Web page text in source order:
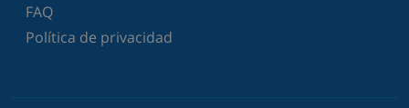
FAQ
Política de privacidad